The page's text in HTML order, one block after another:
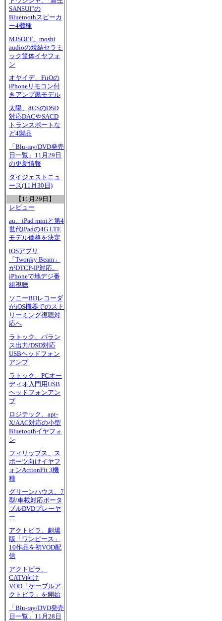
SANSUI”の
Bluetoothスピーカ
ー4機種
MJSOFT、moshi
audioの焼結セラミ
ック筐体イヤフォ
ン
オヤイデ、FiiOの
iPhoneリモコン付
きアンプ黒モデル
太陽、dCSのDSD
対応DACやSACD
トランスポートな
ど4製品
「Blu-ray/DVD発売
日一覧」11月29日
の更新情報
ダイジェストニュ
ース(11月30日)
【11月29日】
レビュー
au、iPad miniと第4
世代iPadの4G LTE
モデル価格を決定
iOSアプリ
「Twonky Beam」
がDTCP-IP対応。
iPhoneで地デジ番
組視聴
ソニーBDレコーダ
がiOS機器でのスト
リーミング視聴対
応へ
ラトック、バラン
ス出力/DSD対応
USBヘッドフォン
アンプ
ラトック、PCオー
ディオ入門用USB
ヘッドフォンアン
プ
ロジテック、apt-
X/AAC対応の小型
Bluetoothイヤフォ
ン
フィリップス、ス
ポーツ向けイヤフ
ォンActionFit 3機
種
グリーンハウス、7
型/車載対応ポータ
ブルDVDプレーヤ
ー
アクトビラ、劇場
版「ワンピース」
10作品を初VOD配
信
アクトビラ、
CATV向け
VOD「ケーブルア
クトビラ」を開始
「Blu-ray/DVD発売
日一覧」11月28日